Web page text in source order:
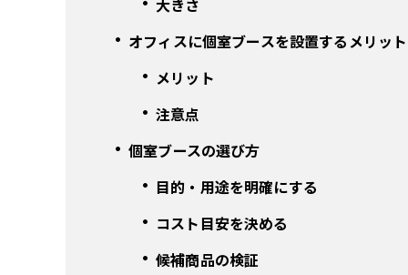
オフィスに個室ブースを設置するメリッ
メリット
注意点
個室ブースの選び方
目的・用途を明確にする
コスト目安を決める
候補商品の検証